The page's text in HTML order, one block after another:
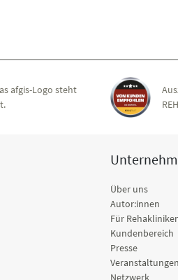
afgis-Logo steht
Über uns
Autor:innen
Für
Kundenbereich
Presse
Veranstaltungen
Netzwerk